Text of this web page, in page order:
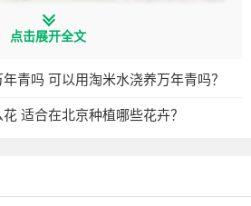
发芽
点击展开全文
青吗 可以用淘米水浇养万年青吗？
适合在北京种植哪些花卉？